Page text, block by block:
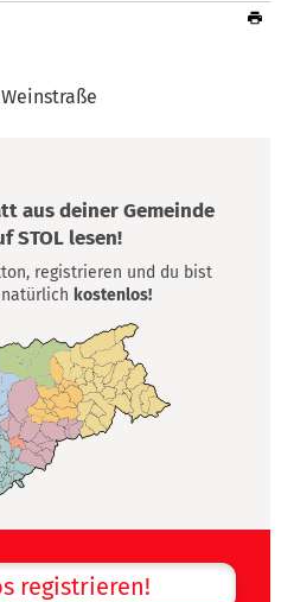
aus deiner Gemeinde
STOL lesen!
registrieren und du bist
kostenlos!
registrieren!